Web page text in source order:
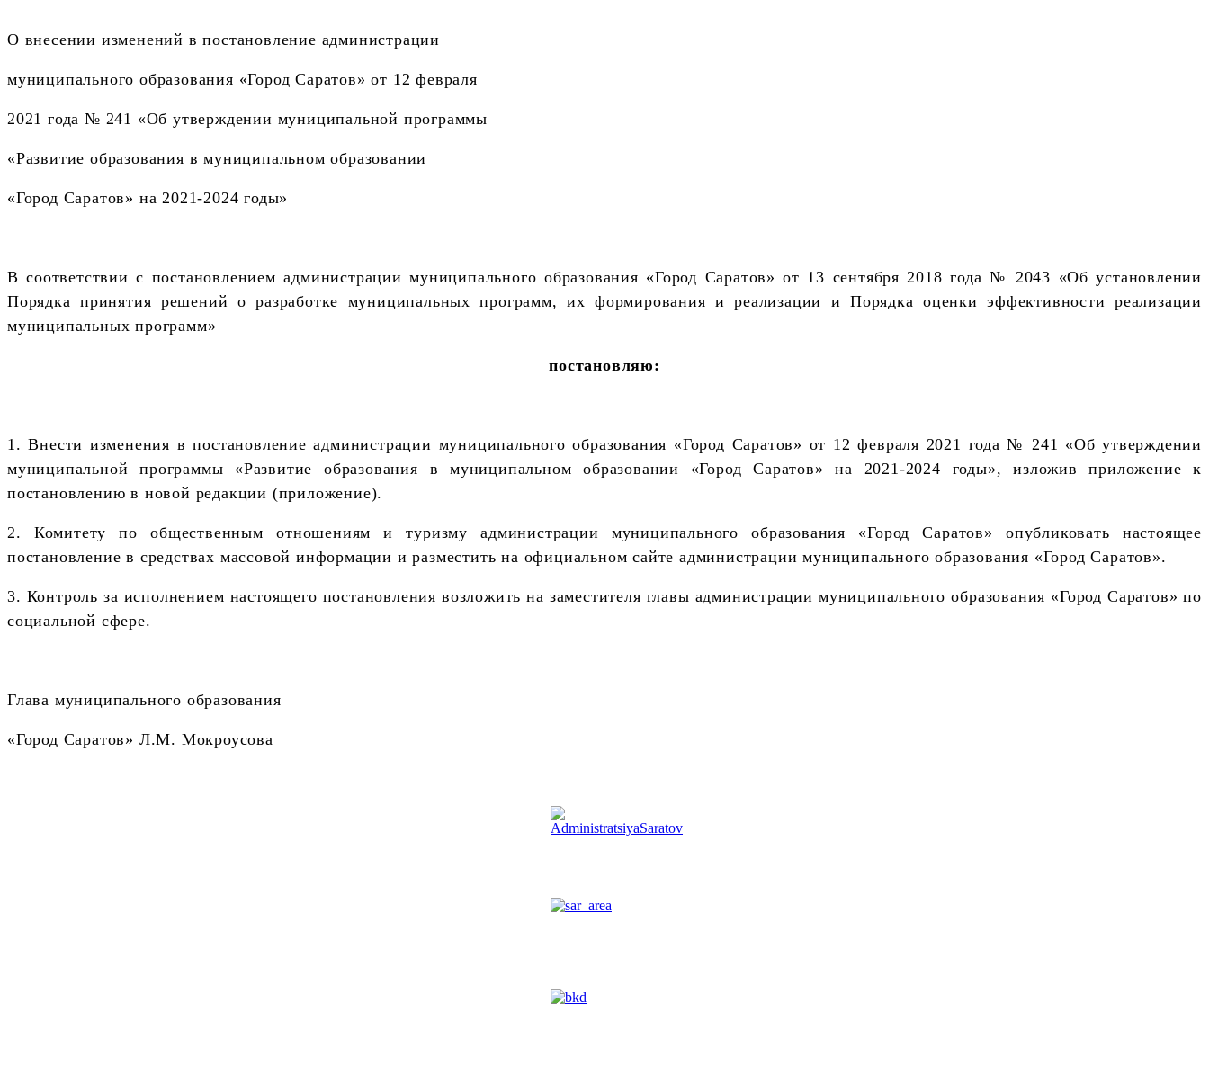
О внесении изменений в постановление администрации
муниципального образования «Город Саратов» от 12 февраля
2021 года № 241 «Об утверждении муниципальной программы
«Развитие образования в муниципальном образовании
«Город Саратов» на 2021-2024 годы»
В соответствии с постановлением администрации муниципального образования «Город Саратов» от 13 сентября 2018 года № 2043 «Об установлении
Порядка принятия решений о разработке муниципальных программ, их формирования и реализации и Порядка оценки эффективности реализации
муниципальных программ»
постановляю:
1. Внести изменения в постановление администрации муниципального образования «Город Саратов» от 12 февраля 2021 года № 241 «Об утверждении
муниципальной программы «Развитие образования в муниципальном образовании «Город Саратов» на 2021-2024 годы», изложив приложение к
постановлению в новой редакции (приложение).
2. Комитету по общественным отношениям и туризму администрации муниципального образования «Город Саратов» опубликовать настоящее
постановление в средствах массовой информации и разместить на официальном сайте администрации муниципального образования «Город Саратов».
3. Контроль за исполнением настоящего постановления возложить на заместителя главы администрации муниципального образования «Город Саратов» по
социальной сфере.
Глава муниципального образования
«Город Саратов» Л.М. Мокроусова